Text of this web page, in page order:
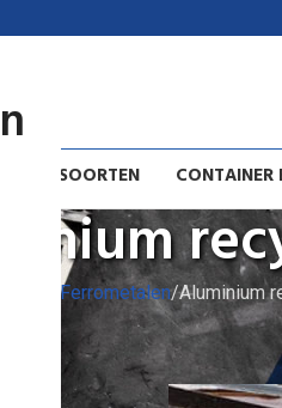
METAALSOORTEN CONTAINER
Non-Ferrometalen Aluminium